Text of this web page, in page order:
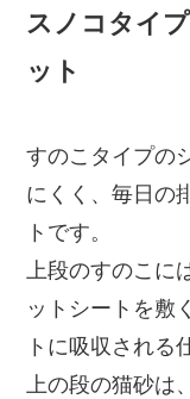
スノコタイ
ット
すのこタイプの
にくく、毎日の
トです。
上段のすのこに
ットシートを敷
トに吸収される
上の段の猫砂は